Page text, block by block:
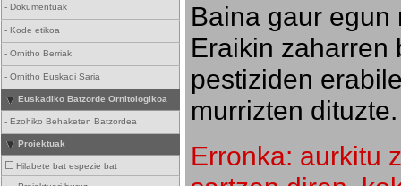
- Dokumentuak
- Kode etikoa
- Ornitho Berriak
- Ornitho Euskadi Saria
Euskadiko Batzorde Ornitologikoa
- Ezohiko Behaketen Batzordea
Proiektuak
Hilabete bat espezie bat
Baina gaur egun
Eraikin zaharren
pestiziden
murrizten dituzte.
Erronka: aurkitu